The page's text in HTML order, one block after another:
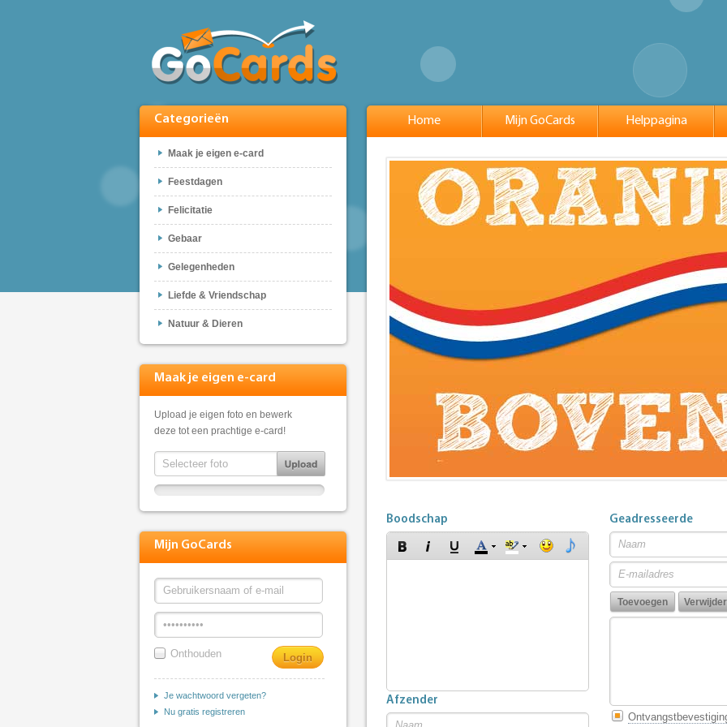
Categorieën
Maak je eigen e-card
Feestdagen
Felicitatie
Gebaar
Gelegenheden
Liefde & Vriendschap
Natuur & Dieren
Maak je eigen e-card
Upload je eigen foto en bewerk
deze tot een prachtige e-card!
Mijn GoCards
Onthouden
Je wachtwoord vergeten?
Nu gratis registreren
Home Mijn GoCards Helppagina
Boodschap
Afzender
Geadresseerde